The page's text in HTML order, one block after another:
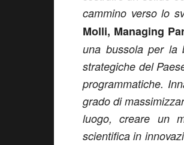
cammino verso lo
Molli, Managing
una bussola per la
strategiche del
programmatiche.
grado di
luogo, creare un
scientifica in